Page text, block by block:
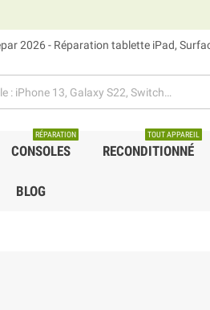
2026 - Réparation tablette iPad,
CONSOLES
RÉPARATION
RECONDITIONNÉ
TOUT APPAREIL
BLOG